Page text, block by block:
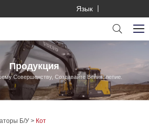
Язык
Продукция
Совершенству, Создавайте Великолепие.
Б/у Кот